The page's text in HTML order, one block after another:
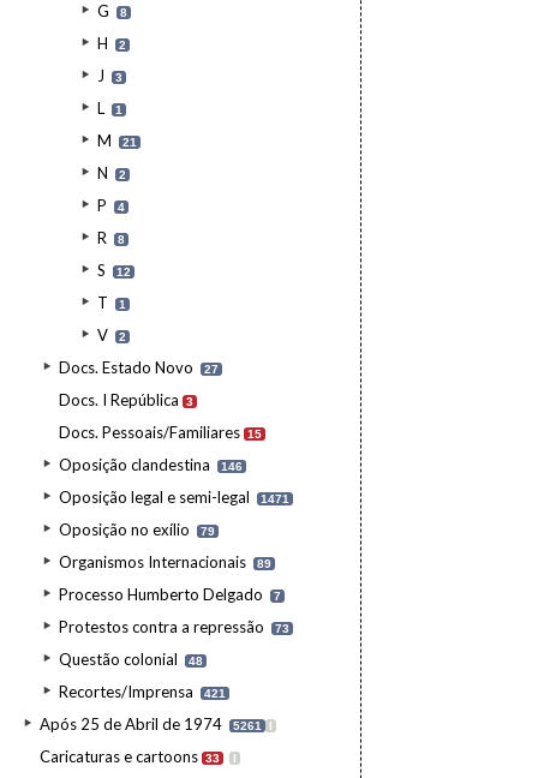
G 8
H 2
J 3
L 1
M 21
N 2
P 4
R 8
S 12
T 1
V 2
Docs. Estado Novo 27
Docs. I República 3
Docs. Pessoais/Familiares 15
Oposição clandestina 146
Oposição legal e semi-legal 1471
Oposição no exílio 79
Organismos Internacionais 89
Processo Humberto Delgado 7
Protestos contra a repressão 73
Questão colonial 48
Recortes/Imprensa 421
Após 25 de Abril de 1974 5261 I
Caricaturas e cartoons 33 I